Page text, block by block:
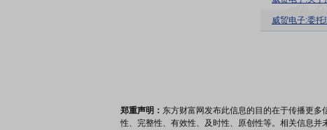
威贸电子:委
郑重声明： 东方财富网发布此信息的目的在于传播更
性、完整性、有效性、及时性、原创性等。相关信息并